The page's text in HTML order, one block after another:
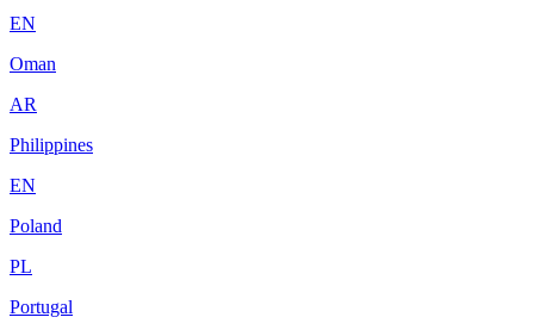
EN
Oman
AR
Philippines
EN
Poland
PL
Portugal